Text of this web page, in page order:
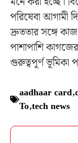
পরিষেবা আগামী
দ্রুততার সঙ্গে
পাশাপাশি
গুরুত্বপূর্ণ ভূমিকা
aadhaar card,
To,tech news